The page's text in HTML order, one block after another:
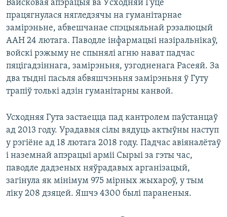
Вайсковая апэрацыя ва Ўсходняй Гуце
працягнулася нягледзячы на гуманітарнае
замірэньне, абвешчанае спэцыяльнай рэзалюцый
ААН 24 лютага. Паводле інфармацыі назіральнікаў,
войскі рэжыму не спынялі агню нават падчас
пяцігадзіннага, замірэньня, узгодненага Расеяй. За
два тыдні пасьля абвяшчэньня замірэньня ў Гуту
трапіў толькі адзін гуманітарны канвой.
Усходняя Гута застаецца пад кантролем паўстанцаў
ад 2013 году. Урадавыя сілы вядуць актыўны наступ
у рэгіёне ад 18 лютага 2018 году. Падчас авіяналётаў
і наземнай апэрацыі арміі Сырыі за гэты час,
паводле дадзеных няўрадавых арганізацый,
загінула як мінімум 975 мірных жыхароў, у тым
ліку 208 дзяцей. Яшчэ 4300 былі параненыя.